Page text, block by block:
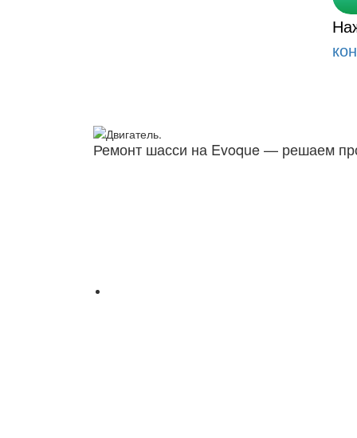
Ремонт шасси на Evoque — решаем